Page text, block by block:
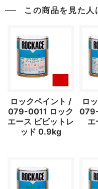
この商品を見た
ロックペイント /
079-0011 ロック
エース ビビットレ
ッド 0.9kg
ロ
エ